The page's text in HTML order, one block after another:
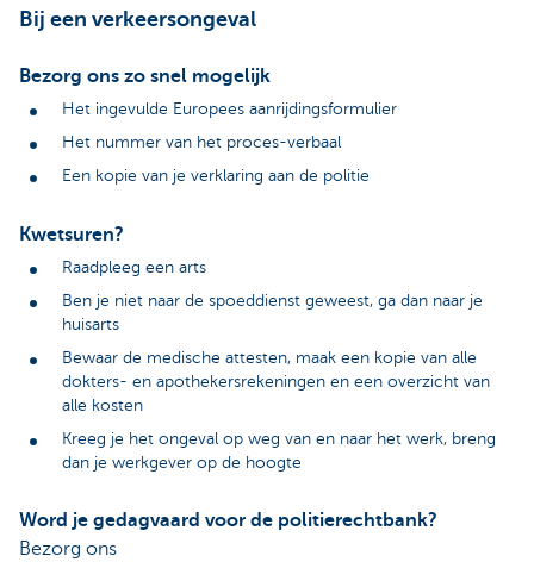
Bij een verkeersongeval
Bezorg ons zo snel mogelijk
Het ingevulde Europees aanrijdingsformulier
Het nummer van het proces-verbaal
Een kopie van je verklaring aan de politie
Kwetsuren?
Raadpleeg een arts
Ben je niet naar de spoeddienst geweest, ga dan naar je
huisarts
Bewaar de medische attesten, maak een kopie van alle
dokters- en apothekersrekeningen en een overzicht van
alle kosten
Kreeg je het ongeval op weg van en naar het werk, breng
dan je werkgever op de hoogte
Word je gedagvaard voor de politierechtbank?
Bezorg ons